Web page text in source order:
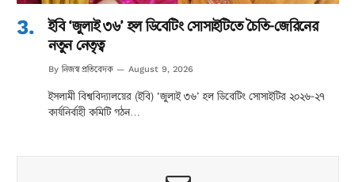
ইবি ‘জুলাই ৩৬’ হল ডিবেটিং সোসাইটিতে চৈতি-জেরিনের
নতুন নেতৃত্ব
By নিজস্ব প্রতিবেদক August 9, 2026
ইসলামী বিশ্ববিদ্যালয়ের (ইবি) ‘জুলাই ৩৬’ হল ডিবেটিং সোসাইটির ২০২৬-২৭
কার্যনির্বাহী কমিটি গঠন…